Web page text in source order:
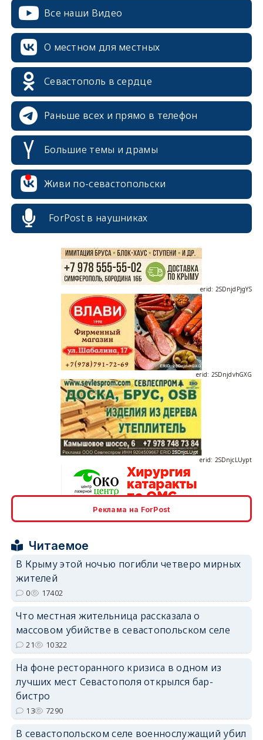
Все наши Видео
О местном для местных
Севастополь в сердце
Раньше всех и прямо в телефон
Большие темы и драмы
Живи по-севастопольски
ForPost в наушниках
erid: 2SDnjcrDNw6
erid: 2SDnjdPjgYS
erid: 2SDnjdvhGXG
erid: 2SDnjdPjgYS
erid: 2SDnjdvhGXG
Реклама на ForPost
Читаемое
В Крыму этой ночью погибли четверо мирных
жителей
0 17402
Что местная жительница рассказала о
массовом убийстве в севастопольском селе
21 10322
На фоне ресторанного кризиса в одном из
лучших мест Севастополя открылся бар-
бистро
13 7290
В севастопольском селе военнослужащий убил